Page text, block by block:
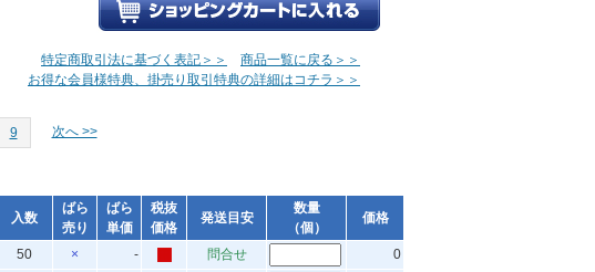
特定商取引法に基づく表記＞＞
商品一覧に戻る＞＞
お得な会員様特典、掛売り取引特典の詳細はコチラ＞＞
9 次へ >>
入数
ばら
売り
ばら
単価
税抜
価格
発送目安
数量
（個）
価格
50 × - 問合せ
0